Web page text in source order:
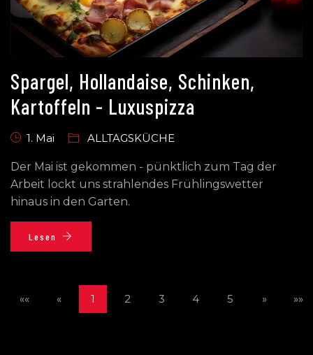
Spargel, Hollandaise, Schinken,
Kartoffeln - Luxuspizza
1. Mai ALLTAGSKÜCHE
Der Mai ist gekommen - pünktlich zum Tag der
Arbeit lockt uns strahlendes Frühlingswetter
hinaus in den Garten.
Lesen
«« « 1 2 3 4 5 » »»